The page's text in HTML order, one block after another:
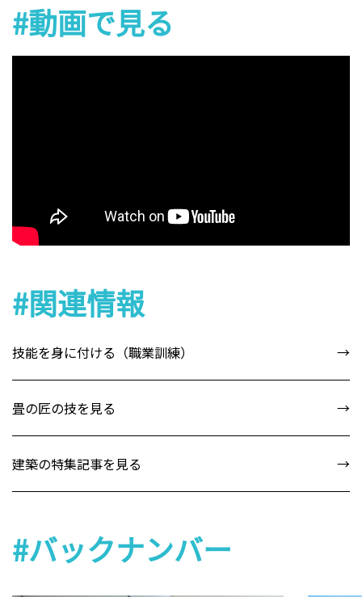
#動画で見る
#関連情報
技能を身に付ける（職業訓練）
畳の匠の技を見る
建築の特集記事を見る
#バックナンバー